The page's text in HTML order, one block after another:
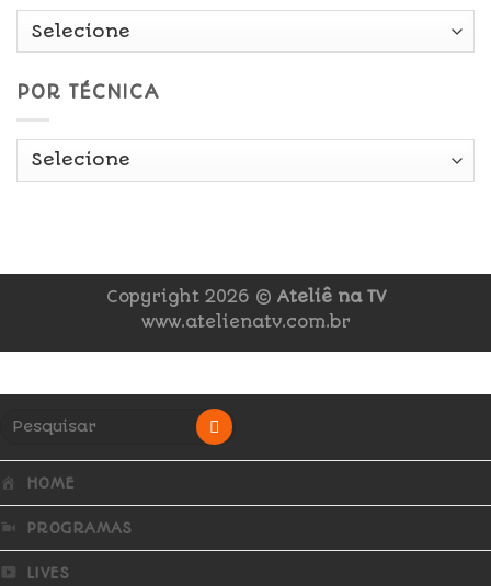
POR TÉCNICA
Copyright 2026 © Ateliê na TV
www.atelienatv.com.br
HOME
PROGRAMAS
LIVES